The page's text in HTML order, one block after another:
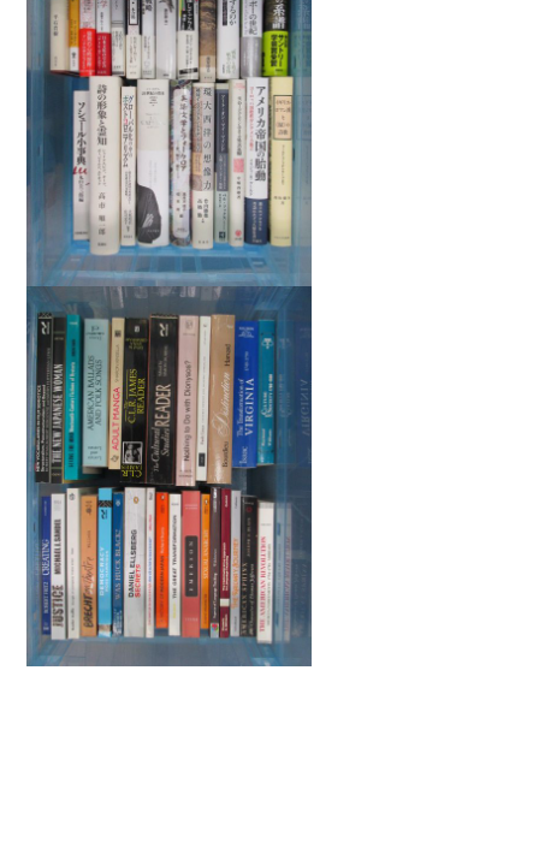
暮らしと健康
ガーデニング
クッキング・レシピ本・グルメ
住まい・インテリア
占い
美容・着物・ファッション
趣味・スポーツ
自転車・サイクリング 釣り
他スポーツ
登山・ハイキング・クライミング
資格検定・辞書辞典
公務員・教員採用試験
就職対策
英語学習
工学・技術・環境
語学検定・通訳
語学辞典・辞典
法律・ビジネス・事務資格関連
食品・衛生・福祉
CD・DVD・Blu-ray
CD・DVD